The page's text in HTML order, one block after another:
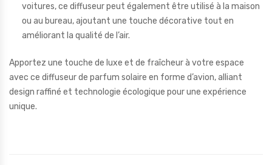
voitures, ce diffuseur peut également être utilisé à la maison
ou au bureau, ajoutant une touche décorative tout en
améliorant la qualité de l’air.
Apportez une touche de luxe et de fraîcheur à votre espace
avec ce diffuseur de parfum solaire en forme d’avion, alliant
design raffiné et technologie écologique pour une expérience
unique.